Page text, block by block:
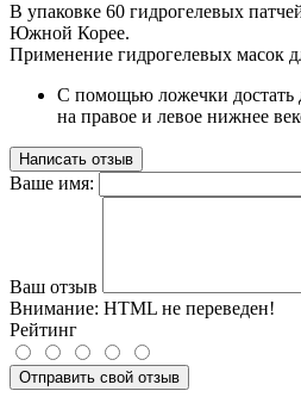
В упаковке 60 гидрогелевых
Южной Корее.
Применение гидрогелевых масок
С помощью ложечки достать
на правое и левое нижнее
Написать отзыв
Ваше имя:
Ваш отзыв
Внимание: HTML не переведен!
Рейтинг
Отправить свой отзыв